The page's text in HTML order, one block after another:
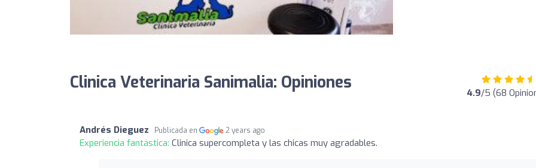
Clinica Veterinaria Sanimalia: Opiniones 4.9/5 (68
Andrés Dieguez Publicada en 2 years ago
Experiencia fantástica: Clinica supercompleta y las chicas muy agradables.